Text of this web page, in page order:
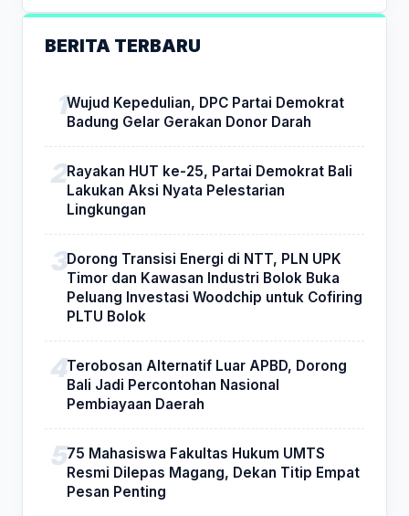
BERITA TERBARU
Wujud Kepedulian, DPC Partai Demokrat
Badung Gelar Gerakan Donor Darah
Rayakan HUT ke-25, Partai Demokrat Bali
Lakukan Aksi Nyata Pelestarian
Lingkungan
Dorong Transisi Energi di NTT, PLN UPK
Timor dan Kawasan Industri Bolok Buka
Peluang Investasi Woodchip untuk Cofiring
PLTU Bolok
Terobosan Alternatif Luar APBD, Dorong
Bali Jadi Percontohan Nasional
Pembiayaan Daerah
75 Mahasiswa Fakultas Hukum UMTS
Resmi Dilepas Magang, Dekan Titip Empat
Pesan Penting